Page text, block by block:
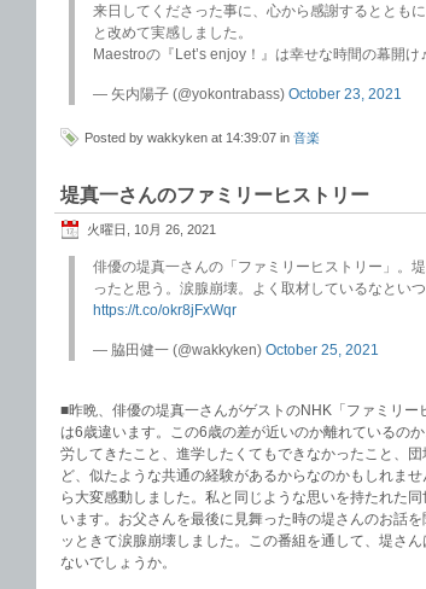
来日してくださった事に、心から感謝するととも
と改めて実感しました。
Maestroの『Let’s enjoy！』は幸せな時間の幕開
— 矢内陽子 (@yokontrabass) October 23, 2021
Posted by wakkyken at 14:39:07 in 音楽
堤真一さんのファミリーヒストリー
火曜日, 10月 26, 2021
俳優の堤真一さんの「ファミリーヒストリー」。
ったと思う。涙腺崩壊。よく取材しているなといつ
https://t.co/okr8jFxWqr
— 脇田健一 (@wakkyken) October 25, 2021
■昨晩、俳優の堤真一さんがゲストのNHK「ファミリ
は6歳違います。この6歳の差が近いのか離れているの
労してきたこと、進学したくてもできなかったこと、
ど、似たような共通の経験があるからなのかもしれま
ら大変感動しました。私と同じような思いを持たれた
います。お父さんを最後に見舞った時の堤さんのお話
ッときて涙腺崩壊しました。この番組を通して、堤さ
ないでしょうか。